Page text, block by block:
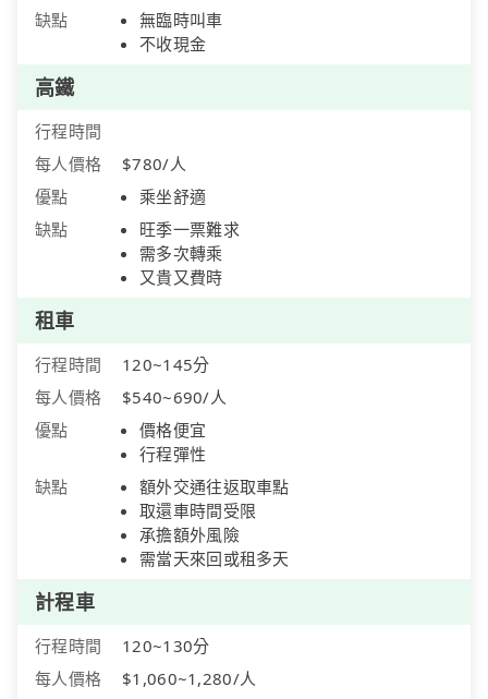
缺點
無臨時叫車
不收現金
高鐵
行程時間
每人價格
$780/人
優點
乘坐舒適
缺點
旺季一票難求
需多次轉乘
又貴又費時
租車
行程時間
120~145分
每人價格
$540~690/人
優點
價格便宜
行程彈性
缺點
額外交通往返取車點
取還車時間受限
承擔額外風險
需當天來回或租多天
計程車
行程時間
120~130分
每人價格
$1,060~1,280/人